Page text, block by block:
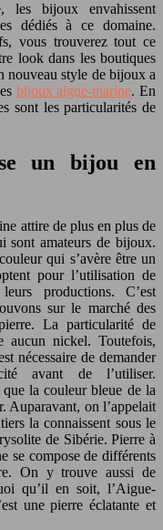
les bijoux envahissent
dédiés à ce domaine.
vous trouverez tout ce
look dans les boutiques
nouveau style de bijoux a
bijoux aigue-marine. En
sont les particularités de
un bijou en
attire de plus en plus de
sont amateurs de bijoux.
qui s’avère être un
pour l’utilisation de
productions. C’est
sur le marché des
La particularité de
aucun nickel. Toutefois,
nécessaire de demander
avant de l’utiliser.
la couleur bleue de la
Auparavant, on l’appelait
la connaissent sous le
de Sibérie. Pierre à
se compose de différents
On y trouve aussi de
qu’il en soit, l’Aigue-
une pierre éclatante et